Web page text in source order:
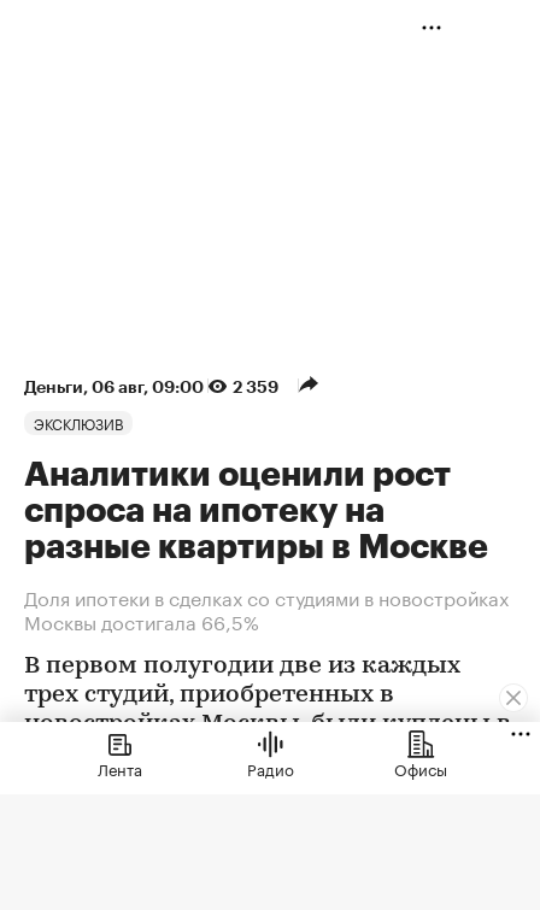
Деньги⁠, 06 авг, 09:00 2 359
ЭКСКЛЮЗИВ
Аналитики оценили рост
спроса на ипотеку на
разные квартиры в Москве
Доля ипотеки в сделках со студиями в новостройках
Москвы достигала 66,5%
В первом полугодии две из каждых
трех студий, приобретенных в
новостройках Москвы, были куплены в
ипотеку. В сегменте трешек ипотечных
сделок менее половины, а среди
Лента Радио Офисы